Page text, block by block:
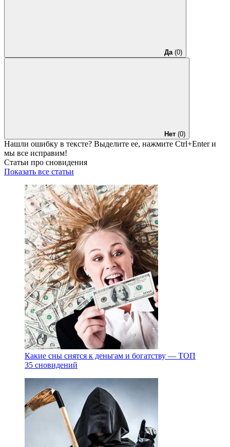
Да(0)
Нет (0)
Нашли ошибку в тексте? Выделите ее, нажмите Ctrl+Enterи
мы все исправим!
Статьи про сновидения
Показать все статьи
Какие сны снятся к деньгам и богатству — ТОП
35 сновидений